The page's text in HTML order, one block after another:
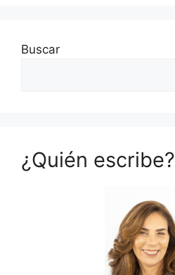
Buscar
¿Quién escribe?